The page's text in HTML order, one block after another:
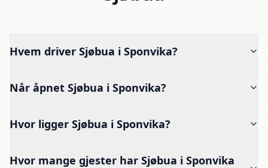
Hvem driver Sjøbua i Sponvika?
Når åpnet Sjøbua i Sponvika?
Hvor ligger Sjøbua i Sponvika?
Hvor mange gjester har Sjøbua i Sponvika